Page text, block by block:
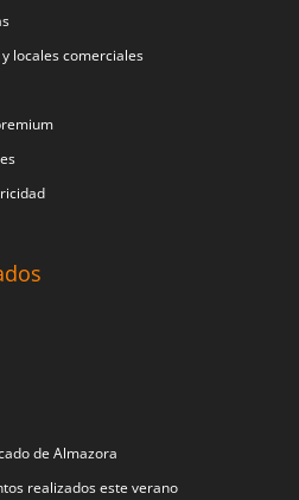
locales comerciales
de Almazora
realizados este verano